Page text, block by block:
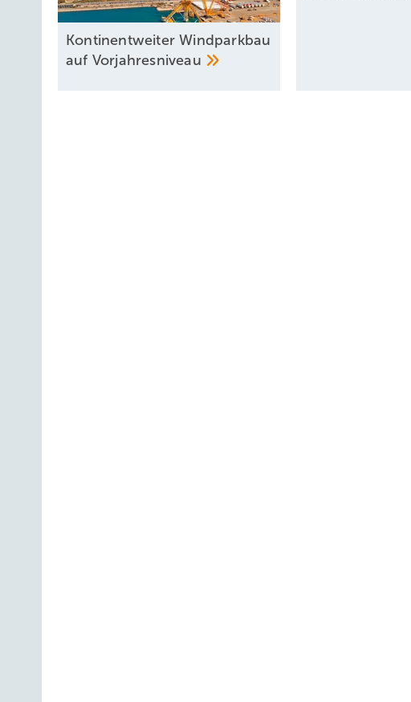
Kontinentweiter Windparkbau
auf Vorjahresniveau